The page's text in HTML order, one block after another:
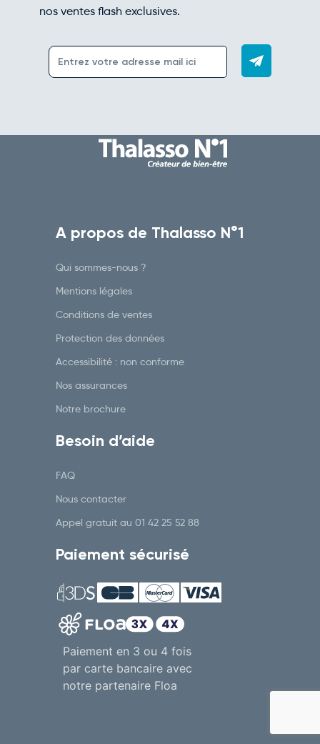
nos ventes flash exclusives.
A propos de Thalasso N°1
Qui sommes-nous ?
Mentions légales
Conditions de ventes
Protection des données
Accessibilité : non conforme
Nos assurances
Notre brochure
Besoin d’aide
FAQ
Nous contacter
Appel gratuit au 01 42 25 52 88
Paiement sécurisé
Paiement en 3 ou 4 fois
par carte bancaire avec
notre partenaire Floa
5% de réduction
J’autorise Thalasso N°1 à m’envoyer ses offres
promotionnelles